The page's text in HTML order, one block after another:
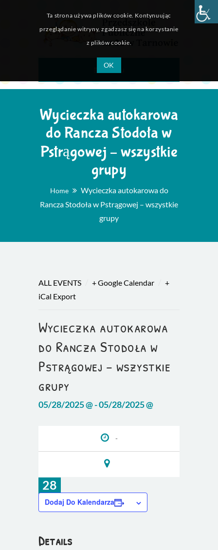
Menu
Wycieczka autokarowa
do Rancza Stodoła w
Pstrągowej – wszystkie
grupy
Home
Wycieczka autokarowa do
Rancza Stodoła w Pstrągowej – wszystkie
grupy
ALL EVENTS + Google Calendar
+
iCal Export
Wycieczka autokarowa
do Rancza Stodoła w
Pstrągowej – wszystkie
grupy
05/28/2025 @ - 05/28/2025 @
28
maj
-
Dodaj Do Kalendarza
Details
Ta strona używa plików cookie. Kontynuując
przeglądanie witryny, zgadzasz się na korzystanie
z plików cookie.
OK